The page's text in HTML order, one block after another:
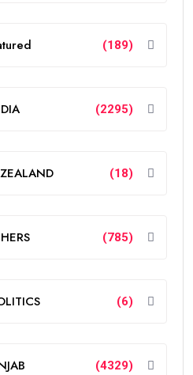
(189)
(2295)
(18)
(785)
(6)
(4329)